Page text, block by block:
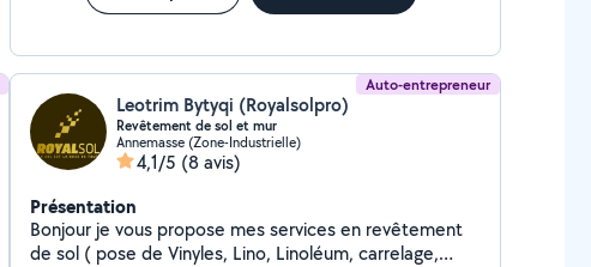
Auto-entrepreneur
Leotrim Bytyqi (Royalsolpro)
Revêtement de sol et mur
Annemasse (Zone-Industrielle)
4,1/5 (8 avis)
Présentation
Bonjour je vous propose mes services en revêtement
de sol ( pose de Vinyles, Lino, Linoléum, carrelage,